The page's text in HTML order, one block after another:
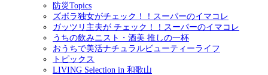
防災Topics
ズボラ独女がチェック！！スーパーのイマコレ
ガッツリ主夫が チェック！！スーパーのイマコレ
うちの飲みニスト・酒美 推しの一杯
おうちで美活ナチュラルビューティーライフ
トピックス
LIVING Selection in 和歌山